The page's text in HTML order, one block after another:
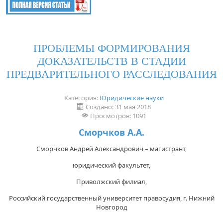
ПРОБЛЕМЫ ФОРМИРОВАНИЯ
ДОКАЗАТЕЛЬСТВ В СТАДИИ
ПРЕДВАРИТЕЛЬНОГО РАССЛЕДОВАНИЯ
Категория: Юридические науки
Создано: 31 мая 2018
Просмотров: 1091
Сморчков А.А.
Сморчков Андрей Александрович – магистрант,
юридический факультет,
Приволжский филиал,
Российский государственный университет правосудия, г. Нижний
Новгород